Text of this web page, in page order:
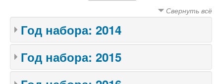
Свернуть всё
Год набора: 2014
Год набора: 2015